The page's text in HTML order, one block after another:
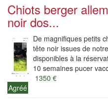
Chiots berger
noir dos...
De magnifiques petits
tête noir issues de
disponibles à la
10 semaines pucer
1350 €
Agréé